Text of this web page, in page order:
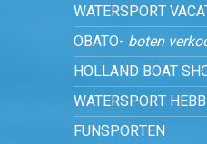
WATERSPORT
OBATO- boten
HOLLAND BOAT
WATERSPORT
FUNSPORTEN